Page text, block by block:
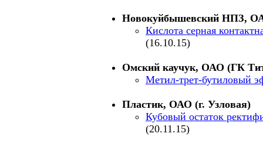
Новокуйбышевский НПЗ,
Кислота серная
(16.10.15)
Омский каучук, ОАО (ГК
Метил-трет-бутиловый
Пластик, ОАО (г. Узловая)
Кубовый остаток
(20.11.15)